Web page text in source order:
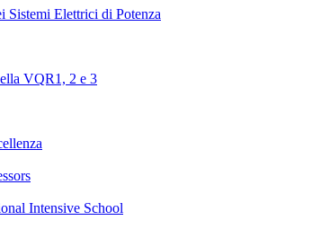
Sistemi Elettrici di Potenza
VQR1, 2 e 3
Intensive School